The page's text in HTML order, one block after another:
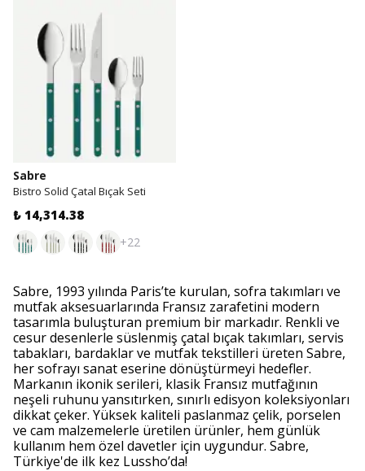
Sabre
Bistro Solid Çatal Bıçak Seti
₺ 14,314.38
+22
Sabre, 1993 yılında Paris’te kurulan, sofra takımları ve
mutfak aksesuarlarında Fransız zarafetini modern
tasarımla buluşturan premium bir markadır. Renkli ve
cesur desenlerle süslenmiş çatal bıçak takımları, servis
tabakları, bardaklar ve mutfak tekstilleri üreten Sabre,
her sofrayı sanat eserine dönüştürmeyi hedefler.
Markanın ikonik serileri, klasik Fransız mutfağının
neşeli ruhunu yansıtırken, sınırlı edisyon koleksiyonları
dikkat çeker. Yüksek kaliteli paslanmaz çelik, porselen
ve cam malzemelerle üretilen ürünler, hem günlük
kullanım hem özel davetler için uygundur. Sabre,
Türkiye'de ilk kez Lussho’da!